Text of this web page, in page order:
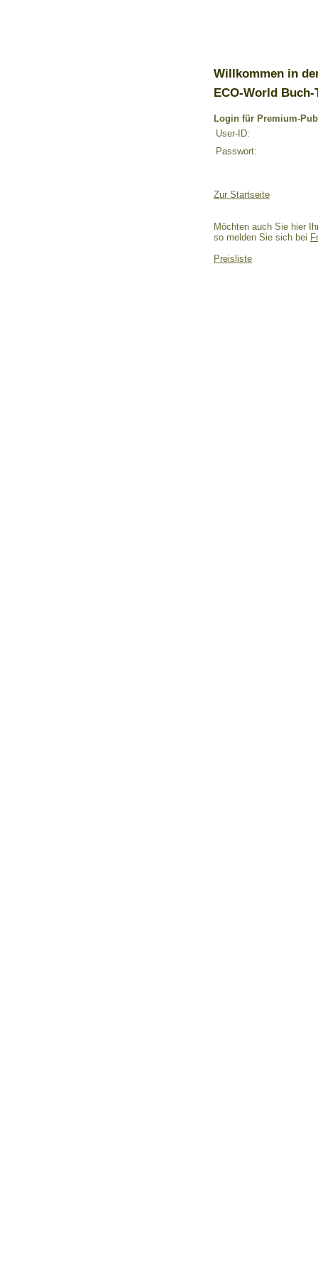
Willkommen in
ECO-World Buch-
Login für Premium-
User-ID:
Passwort:
Zur Startseite
Möchten auch Sie hier
so melden Sie sich bei
Preisliste